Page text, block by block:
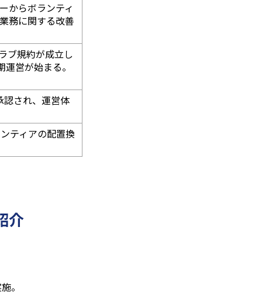
からボランティ
務に関する改善
ブ規約が成立し
営が始まる。
認され、運営体
ティアの配置換
介
。